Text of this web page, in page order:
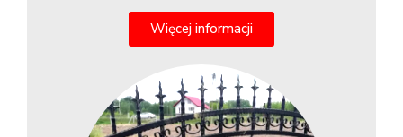
Więcej informacji